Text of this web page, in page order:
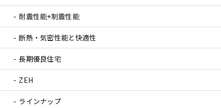
耐震性能+制震性能
断熱・気密性能と快適性
長期優良住宅
ZEH
ラインナップ